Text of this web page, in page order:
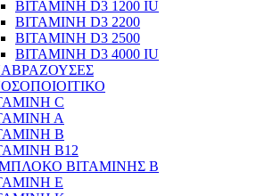
ΒΙΤΑΜΙΝΗ D3 1200 IU
ΒΙΤΑΜΙΝΗ D3 2200
ΒΙΤΑΜΙΝΗ D3 2500
BITAMINH D3 4000 IU
C
Α
Β
Β12
ΒΙΤΑΜΙΝΗΣ Β
Ε